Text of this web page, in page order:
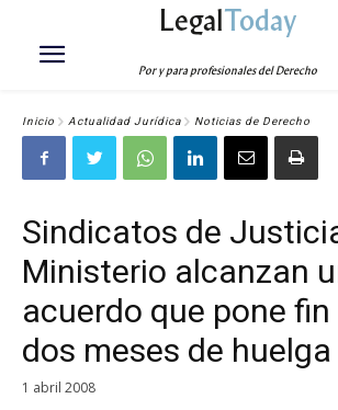
LegalToday
Por y para profesionales del Derecho
Inicio Actualidad Jurídica Noticias de Derecho
Sindicatos de
Ministerio alcanzan
acuerdo que pone fin
dos meses de huelga
1 abril 2008